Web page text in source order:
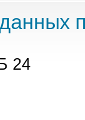
24